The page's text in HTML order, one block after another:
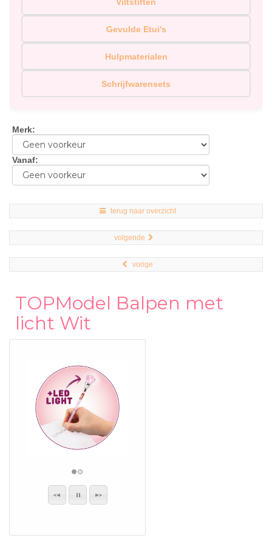
Gevulde Etui's
Hulpmaterialen
Schrijfwarensets
Merk:
Vanaf:
terug naar overzicht
volgende
vorige
TOPModel Balpen met
licht Wit